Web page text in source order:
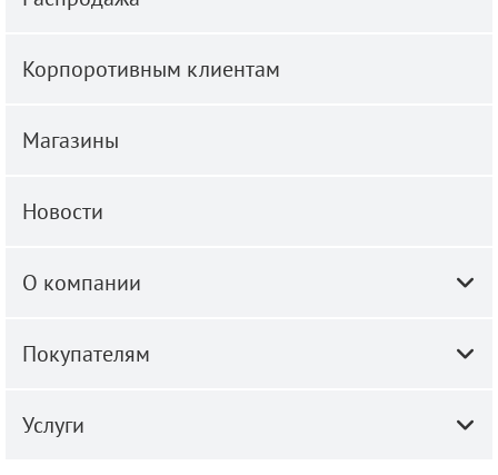
Корпоротивным клиентам
Магазины
Новости
О компании
Покупателям
Услуги